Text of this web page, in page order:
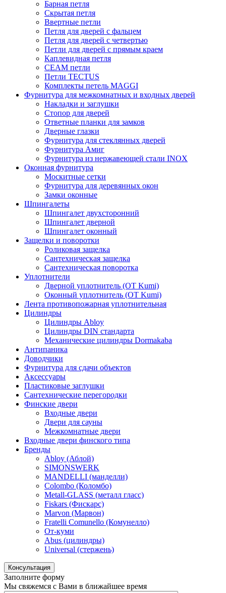
Барная петля
Скрытая петля
Ввертные петли
Петля для дверей с фальцем
Петля для дверей с четвертью
Петли для дверей с прямым краем
Каплевидная петля
CEAM петли
Петли TECTUS
Комплекты петель MAGGI
Фурнитура для межкомнатных и входных дверей
Накладки и заглушки
Стопор для дверей
Ответные планки для замков
Дверные глазки
Фурнитура для стеклянных дверей
Фурнитура Амиг
Фурнитура из нержавеющей стали INOX
Оконная фурнитура
Москитные сетки
Фурнитура для деревянных окон
Замки оконные
Шпингалеты
Шпингалет двухсторонний
Шпингалет дверной
Шпингалет оконный
Защелки и поворотки
Роликовая защелка
Сантехническая защелка
Сантехническая поворотка
Уплотнители
Дверной уплотнитель (OT Kumi)
Оконный уплотнитель (OT Kumi)
Лента противопожарная уплотнительная
Цилиндры
Цилиндры Abloy
Цилиндры DIN стандарта
Механические цилиндры Dormakaba
Антипаника
Доводчики
Фурнитура для сдачи объектов
Аксессуары
Пластиковые заглушки
Сантехнические перегородки
Финские двери
Входные двери
Двери для сауны
Межкомнатные двери
Входные двери финского типа
Бренды
Abloy (Аблой)
SIMONSWERK
MANDELLI (манделли)
Colombo (Коломбо)
Metall-GLASS (металл гласс)
Fiskars (Фискарс)
Marvon (Марвон)
Fratelli Comunello (Комунелло)
От-куми
Abus (цилиндры)
Universal (стержень)
Консультация
Заполните форму
Мы свяжемся с Вами в ближайшее время